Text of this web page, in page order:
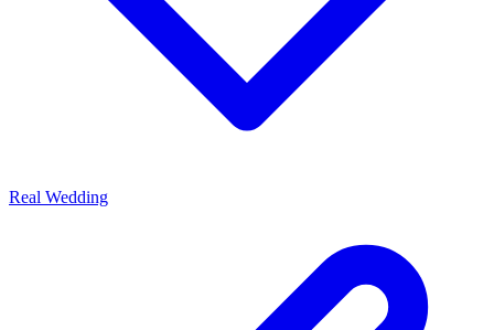
Real Wedding